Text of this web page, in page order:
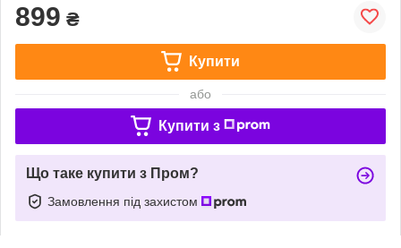
899 ₴
Купити
або
Купити з
Що таке купити з Пром?
Замовлення під захистом